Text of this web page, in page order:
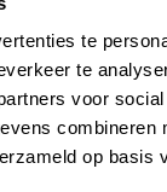
te
te
voor
combineren
op basis